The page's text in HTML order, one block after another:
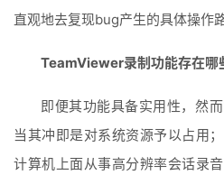
直观地去复现bug产生的具体操作
TeamViewer录制功能存在哪
即便其功能具备实用性，然
当其冲即是对系统资源予以占用
计算机上面从事高分辨率会话录